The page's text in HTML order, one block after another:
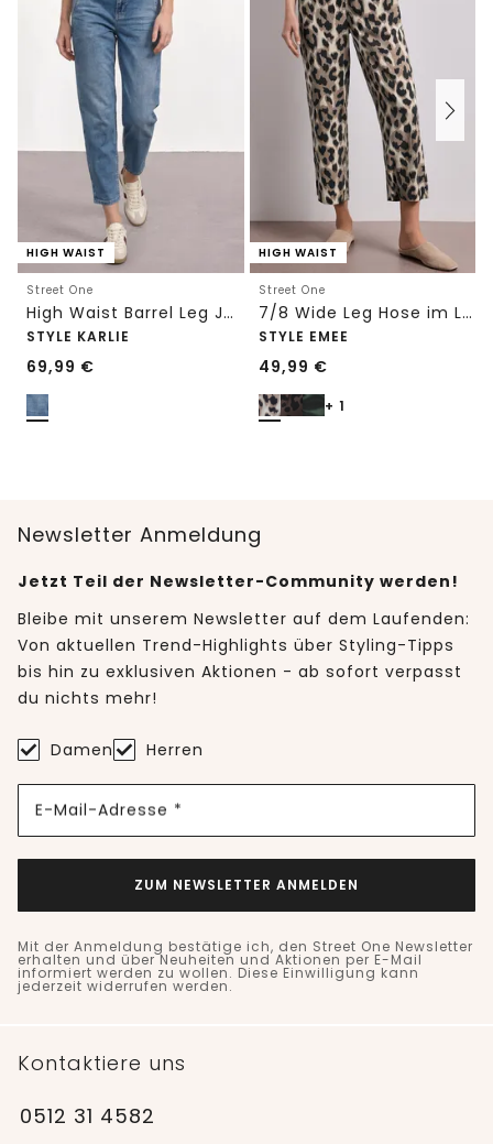
HIGH WAIST
Street One
High Waist Barrel Leg Jeans im Loose Fit
STYLE KARLIE
69,99 €
HIGH WAIST
Street One
7/8 Wide Leg Hose im Loose Fit mit Print
STYLE EMEE
49,99 €
+ 1
Newsletter Anmeldung
Jetzt Teil der Newsletter-Community werden!
Bleibe mit unserem Newsletter auf dem Laufenden:
Von aktuellen Trend-Highlights über Styling-Tipps
bis hin zu exklusiven Aktionen - ab sofort verpasst
du nichts mehr!
Damen Herren
E-Mail-Adresse *
ZUM NEWSLETTER ANMELDEN
Mit der Anmeldung bestätige ich, den Street One Newsletter
erhalten und über Neuheiten und Aktionen per E-Mail
informiert werden zu wollen. Diese Einwilligung kann
jederzeit widerrufen werden.
Kontaktiere uns
0512 31 4582